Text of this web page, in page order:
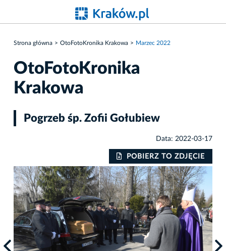
Strona główna OtoFotoKronika Krakowa Marzec 2022
OtoFotoKronika
Krakowa
Pogrzeb śp. Zofii Gołubiew
Data: 2022-03-17
POBIERZ TO ZDJĘCIE